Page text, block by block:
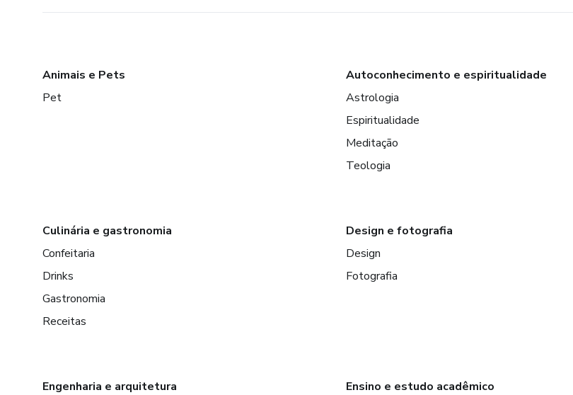
Animais e Pets
Pet
Autoconhecimento e espiritualidade
Astrologia
Espiritualidade
Meditação
Teologia
Culinária e gastronomia
Confeitaria
Drinks
Gastronomia
Receitas
Design e fotografia
Design
Fotografia
Engenharia e arquitetura Ensino e estudo acadêmico